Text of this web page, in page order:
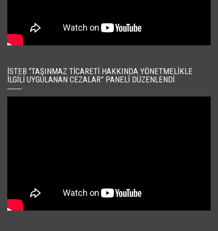
İSTEB “TAŞINMAZ TICARETI HAKKINDA YÖNETMELIKLE
İLGILI UYGULANAN CEZALAR” PANELI DÜZENLENDI